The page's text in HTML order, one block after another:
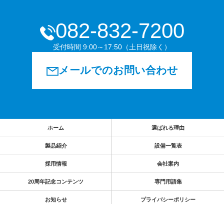
082-832-7200
受付時間 9:00～17:50（土日祝除く）
メールでのお問い合わせ
ホーム 選ばれる理由
製品紹介 設備一覧表
採用情報 会社案内
20周年記念コンテンツ 専門用語集
お知らせ プライバシーポリシー